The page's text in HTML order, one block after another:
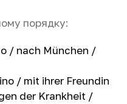
порядку:
/ nach München /
/ mit ihrer Freundin
der Krankheit /